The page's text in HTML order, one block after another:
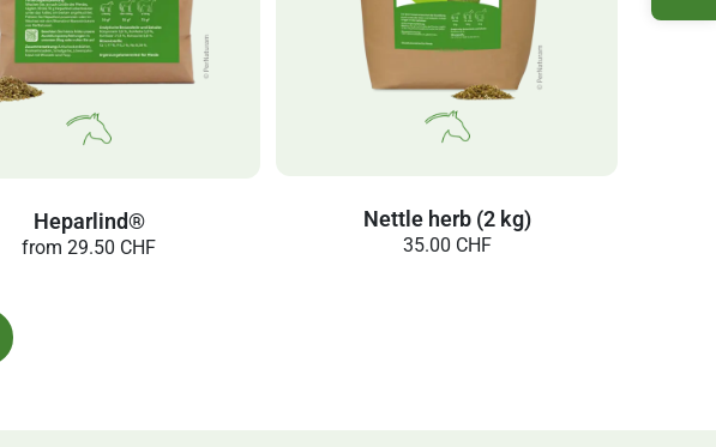
Heparlind®
from 29.50 CHF
Nettle herb (2 kg)
35.00 CHF